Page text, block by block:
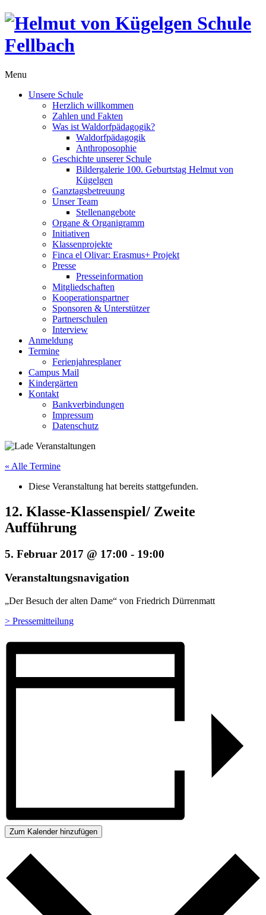
Menu
Unsere Schule
Herzlich willkommen
Zahlen und Fakten
Was ist Waldorfpädagogik?
Waldorfpädagogik
Anthroposophie
Geschichte unserer Schule
Bildergalerie 100. Geburtstag Helmut von
Kügelgen
Ganztagsbetreuung
Unser Team
Stellenangebote
Organe & Organigramm
Initiativen
Klassenprojekte
Finca el Olivar: Erasmus+ Projekt
Presse
Presseinformation
Mitgliedschaften
Kooperationspartner
Sponsoren & Unterstützer
Partnerschulen
Interview
Anmeldung
Termine
Ferienjahresplaner
Campus Mail
Kindergärten
Kontakt
Bankverbindungen
Impressum
Datenschutz
« Alle Termine
Diese Veranstaltung hat bereits stattgefunden.
12. Klasse-Klassenspiel/ Zweite
Aufführung
5. Februar 2017 @ 17:00 - 19:00
Veranstaltungsnavigation
„Der Besuch der alten Dame“ von Friedrich Dürrenmatt
> Pressemitteilung
Zum Kalender hinzufügen